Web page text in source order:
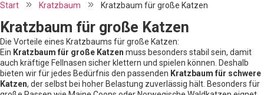
Start Kratzbaum Kratzbaum für große Katzen
Kratzbaum für große Katzen
Die Vorteile eines Kratzbaums für große Katzen:
Ein Kratzbaum für große Katzen muss besonders stabil sein, damit
auch kräftige Fellnasen sicher klettern und spielen können. Deshalb
bieten wir für jedes Bedürfnis den passenden Kratzbaum für schwere
Katzen, der selbst bei hoher Belastung zuverlässig hält. Besonders für